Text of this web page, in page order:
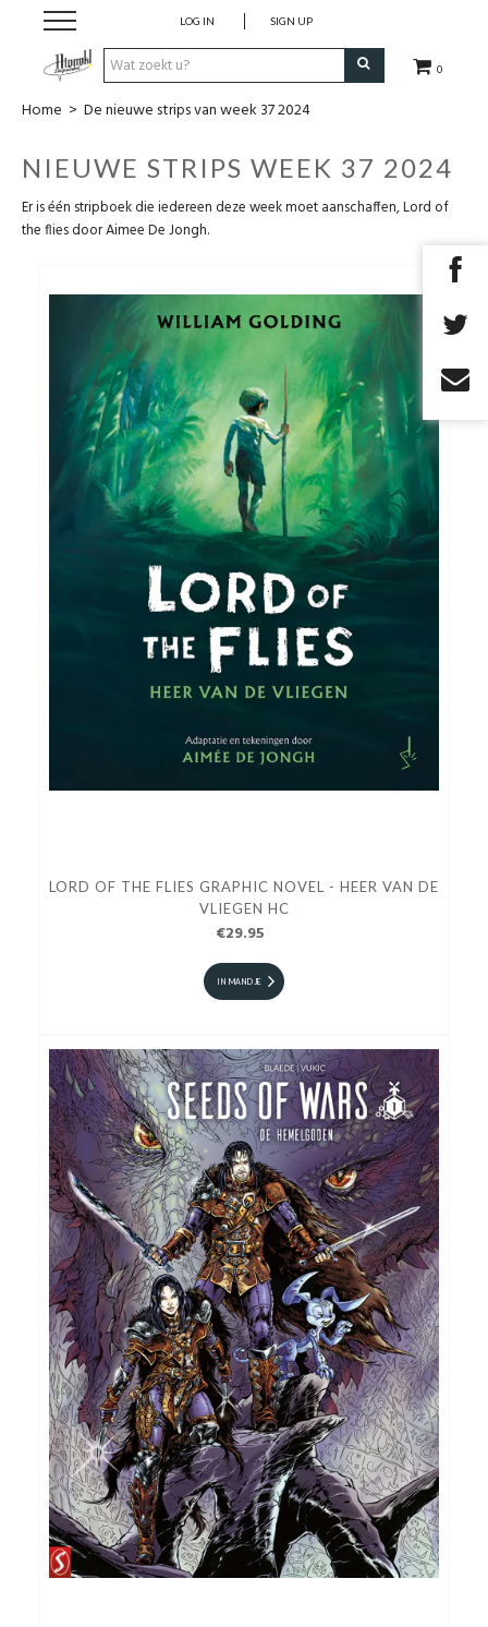
0
LOG IN SIGN UP
Strips
Comics
Nieuwsberichten
Pre release
Cadeaubon
RPG Sale
Home > De nieuwe strips van week 37 2024
NIEUWE STRIPS WEEK 37 2024
Er is één stripboek die iedereen deze week moet aanschaffen, Lord of
the flies door Aimee De Jongh.
LORD OF THE FLIES GRAPHIC NOVEL - HEER VAN DE
VLIEGEN HC
€29.95
IN MANDJE